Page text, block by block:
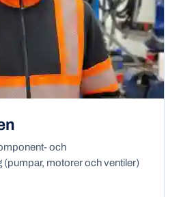
och
(pumpar, motorer och ventiler)